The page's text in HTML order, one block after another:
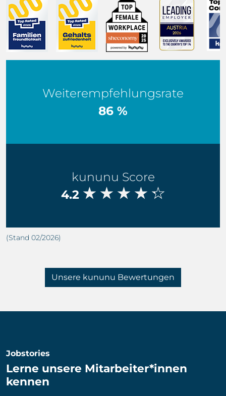
Weiterempfehlungsrate
86 %
kununu Score
4.2
(Stand 02/2026)
Unsere kununu Bewertungen
Jobstories
Lerne unsere Mitarbeiter*innen
kennen